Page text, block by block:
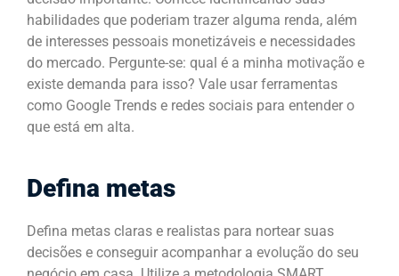
habilidades que poderiam trazer alguma renda, além
de interesses pessoais monetizáveis e necessidades
do mercado. Pergunte-se: qual é a minha motivação e
existe demanda para isso? Vale usar ferramentas
como Google Trends e redes sociais para entender o
que está em alta.
Defina metas
Defina metas claras e realistas para nortear suas
decisões e conseguir acompanhar a evolução do seu